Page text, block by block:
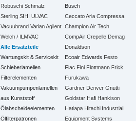
Robuschi Schmalz
Sterling SIHI ULVAC
Vacuubrand Varian Agilent
Welch / ILMVAC
Alle Ersatzteile
Wartungskit & Servicekit
Schieberlamellen
Filterelementen
Vakuumpumpenlamellen
aus Kunststoff
Ölabscheideelementen
Ölfilterpatronen
Busch
Ceccato Aria Compressa
Champion Air Tech
CompAir Crepelle Demag
Donaldson
Ecoair Edwards Festo
Fiac Fini Flottmann Frick
Furukawa
Gardner Denver Gnutti
Goldstar Hafi Hankison
Hatlapa Hitachi Industrial
Equipment Systems